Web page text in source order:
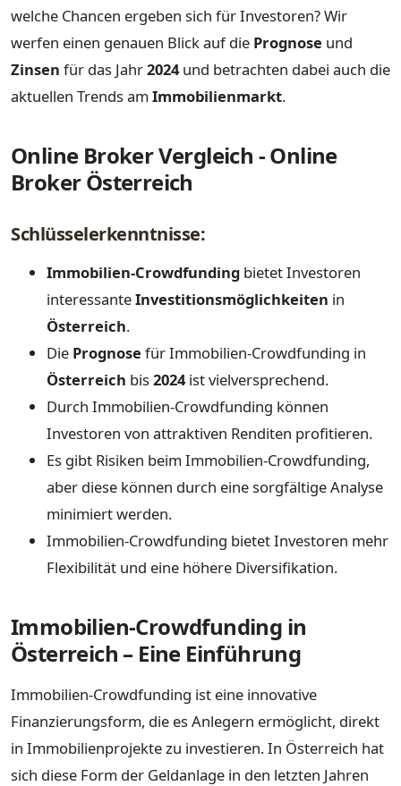
welche Chancen ergeben sich für Investoren? Wir
werfen einen genauen Blick auf die Prognose und
Zinsen für das Jahr2024und betrachten dabei auch die
aktuellen Trends amImmobilienmarkt.
Online Broker Vergleich - Online
Broker Österreich
Schlüsselerkenntnisse:
Immobilien-Crowdfunding bietet Investoren
interessanteInvestitionsmöglichkeiten in
Österreich.
Die Prognose für Immobilien-Crowdfunding in
Österreich bis2024ist vielversprechend.
Durch Immobilien-Crowdfunding können
Investoren von attraktiven Renditen profitieren.
Es gibt Risiken beim Immobilien-Crowdfunding,
aber diese können durch eine sorgfältige Analyse
minimiert werden.
Immobilien-Crowdfunding bietet Investoren mehr
Flexibilität und eine höhere Diversifikation.
Immobilien-Crowdfunding in
Österreich – Eine Einführung
Immobilien-Crowdfunding ist eine innovative
Finanzierungsform, die es Anlegern ermöglicht, direkt
in Immobilienprojekte zu investieren. In Österreich hat
sich diese Form der Geldanlage in den letzten Jahren